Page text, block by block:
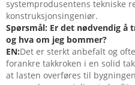
systemprodusentens tekniske
konstruksjonsingeniør.
Spørsmål: Er det nødvendig å
og hva om jeg bommer?
EN:Det er sterkt anbefalt og
forankre takkroken i en solid
at lasten overføres til